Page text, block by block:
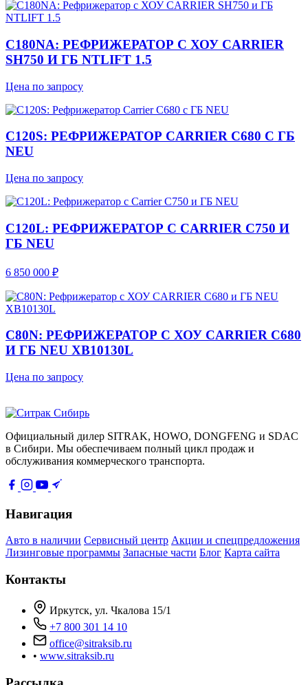
C180NA: РЕФРИЖЕРАТОР С ХОУ CARRIER
SH750 И ГБ NTLIFT 1.5
Цена по запросу
C120S: РЕФРИЖЕРАТОР CARRIER C680 С ГБ
NEU
Цена по запросу
C120L: РЕФРИЖЕРАТОР С CARRIER C750 И
ГБ NEU
6 850 000 ₽
C80N: РЕФРИЖЕРАТОР С ХОУ CARRIER C680
И ГБ NEU XB10130L
Цена по запросу
Официальный дилер SITRAK, HOWO, DONGFENG и SDAC
в Сибири. Мы обеспечиваем полный цикл продаж и
обслуживания коммерческого транспорта.
Навигация
Авто в наличии Сервисный центр Акции и спецпредложения
Лизинговые программы Запасные части Блог Карта сайта
Контакты
Иркутск, ул. Чкалова 15/1
+7 800 301 14 10
office@sitraksib.ru
• www.sitraksib.ru